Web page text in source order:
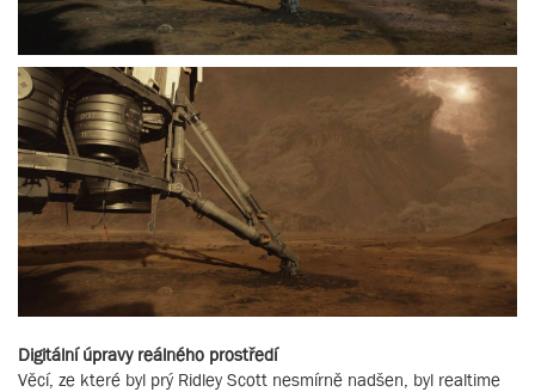
Digitální úpravy reálného prostředí
Věcí, ze které byl prý Ridley Scott nesmírně nadšen, byl realtime